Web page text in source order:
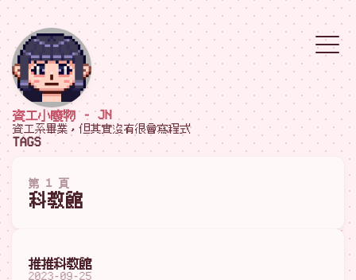
資工小廢物 - JN
資工系畢業，但其實沒有很會寫程式
TAGS
第 1 頁
科教館
推推科教館
2023-09-25